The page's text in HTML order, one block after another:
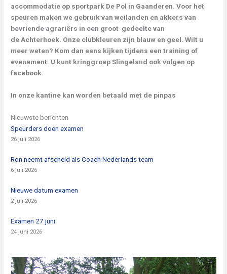
accommodatie op sportpark De Pol in Gaanderen. Voor het
speuren maken we gebruik van weilanden en akkers van
bevriende agrariërs in een groot gedeelte van
de Achterhoek. Onze clubkleuren zijn blauw en geel. Wilt u
meer weten? Kom dan eens kijken tijdens een training of
evenement. U kunt kringgroep Slingeland ook volgen op
facebook.
In onze kantine kan worden betaald met de pinpas
Nieuwste berichten
Speurders doen examen
26 juli 2026
Ron neemt afscheid als Coach Nederlands team
6 juli 2026
Nieuwe datum examen
2 juli 2026
Examen 27 juni
24 juni 2026